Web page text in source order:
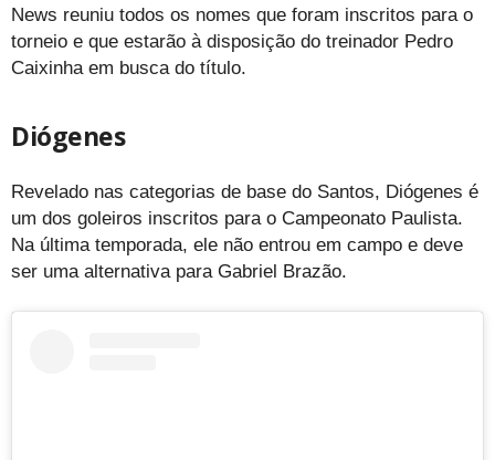
News reuniu todos os nomes que foram inscritos para o
torneio e que estarão à disposição do treinador Pedro
Caixinha em busca do título.
Diógenes
Revelado nas categorias de base do Santos, Diógenes é
um dos goleiros inscritos para o Campeonato Paulista.
Na última temporada, ele não entrou em campo e deve
ser uma alternativa para Gabriel Brazão.